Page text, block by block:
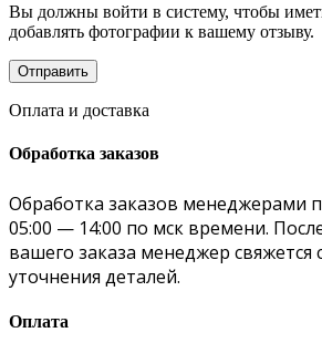
Вы должны войти в систему, чтобы
добавлять фотографии к вашему отзыву.
Оплата и доставка
Обработка заказов
Обработка заказов менеджерами
05:00 — 14:00 по мск времени.
вашего заказа менеджер свяжется
уточнения деталей.
Оплата